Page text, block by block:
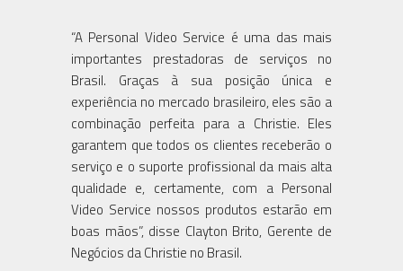
“A Personal Video Service é uma das mais
importantes prestadoras de serviços no
Brasil. Graças à sua posição única e
experiência no mercado brasileiro, eles são a
combinação perfeita para a Christie. Eles
garantem que todos os clientes receberão o
serviço e o suporte profissional da mais alta
qualidade e, certamente, com a Personal
Video Service nossos produtos estarão em
boas mãos”, disse Clayton Brito, Gerente de
Negócios da Christie no Brasil.